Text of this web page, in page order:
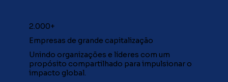
2.000+
Empresas de grande capitalização
Unindo organizações e líderes com um
propósito compartilhado para impulsionar o
impacto global.